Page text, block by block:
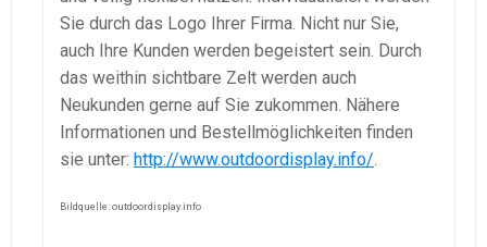
Sie durch das Logo Ihrer Firma. Nicht nur Sie,
auch Ihre Kunden werden begeistert sein. Durch
das weithin sichtbare Zelt werden auch
Neukunden gerne auf Sie zukommen. Nähere
Informationen und Bestellmöglichkeiten finden
sie unter: http://www.outdoordisplay.info/.
Bildquelle: outdoordisplay.info